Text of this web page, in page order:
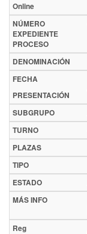
Online
NÚMERO
EXPEDIENTE
PROCESO
DENOMINACIÓN
FECHA
PRESENTACIÓN
SUBGRUPO
TURNO
PLAZAS
TIPO
ESTADO
MÁS INFO
Reg